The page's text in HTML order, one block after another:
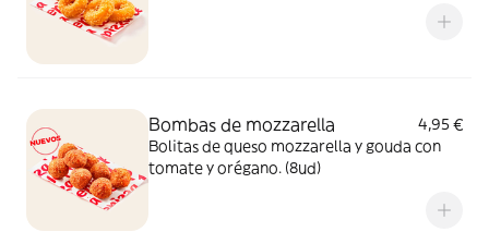
Bombas de mozzarella
4,95 €
Bolitas de queso mozzarella y gouda con
tomate y orégano. (8ud)